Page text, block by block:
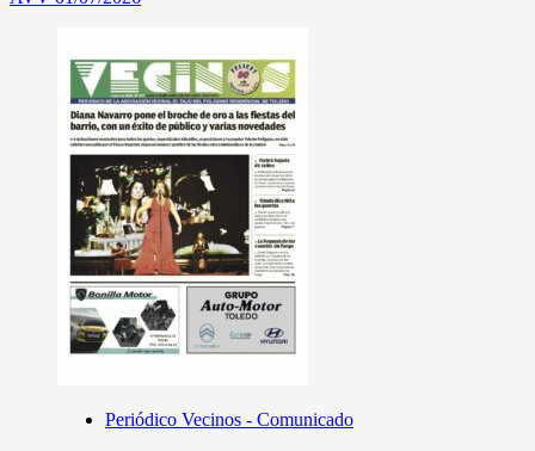
Periódico Vecinos - Comunicado